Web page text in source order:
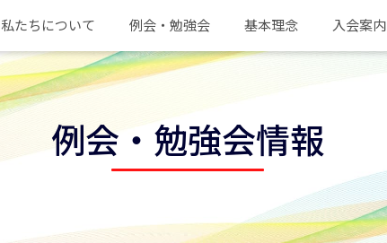
私たちについて 例会・勉強会 基本理念 入会案内
例会・勉強会情報